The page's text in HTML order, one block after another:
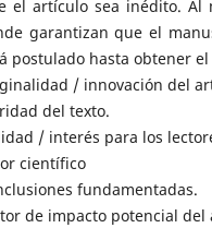
el artículo sea inédito. Al
garantizan que el
postulado hasta obtener
/ innovación del
del texto.
/ interés para los
científico
fundamentadas.
de impacto potencial